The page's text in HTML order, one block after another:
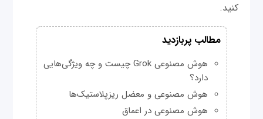
کنید.
مطالب پربازدید
هوش مصنوعی Grok چیست و چه ویژگی‌هایی
دارد؟
هوش مصنوعی و معضل ریزپلاستیک‌ها
هوش مصنوعی در اعماق